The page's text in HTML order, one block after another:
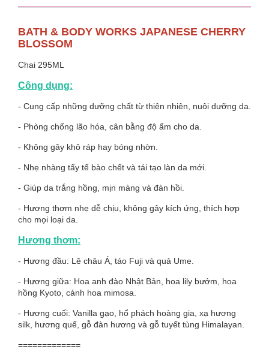
BATH & BODY WORKS JAPANESE CHERRY
BLOSSOM
Chai 295ML
Công dụng:
- Cung cấp những dưỡng chất từ thiên nhiên, nuôi dưỡng da.
- Phòng chống lão hóa, cân bằng độ ẩm cho da.
- Không gây khô ráp hay bóng nhờn.
- Nhẹ nhàng tẩy tế bào chết và tái tạo làn da mới.
- Giúp da trắng hồng, mịn màng và đàn hồi.
- Hương thơm nhẹ dễ chịu, không gây kích ứng, thích hợp
cho mọi loại da.
Hương thơm:
- Hương đầu: Lê châu Á, táo Fuji và quả Ume.
- Hương giữa: Hoa anh đào Nhật Bản, hoa lily bướm, hoa
hồng Kyoto, cánh hoa mimosa.
- Hương cuối: Vanilla gạo, hổ phách hoàng gia, xạ hương
silk, hương quế, gỗ đàn hương và gỗ tuyết tùng Himalayan.
=============